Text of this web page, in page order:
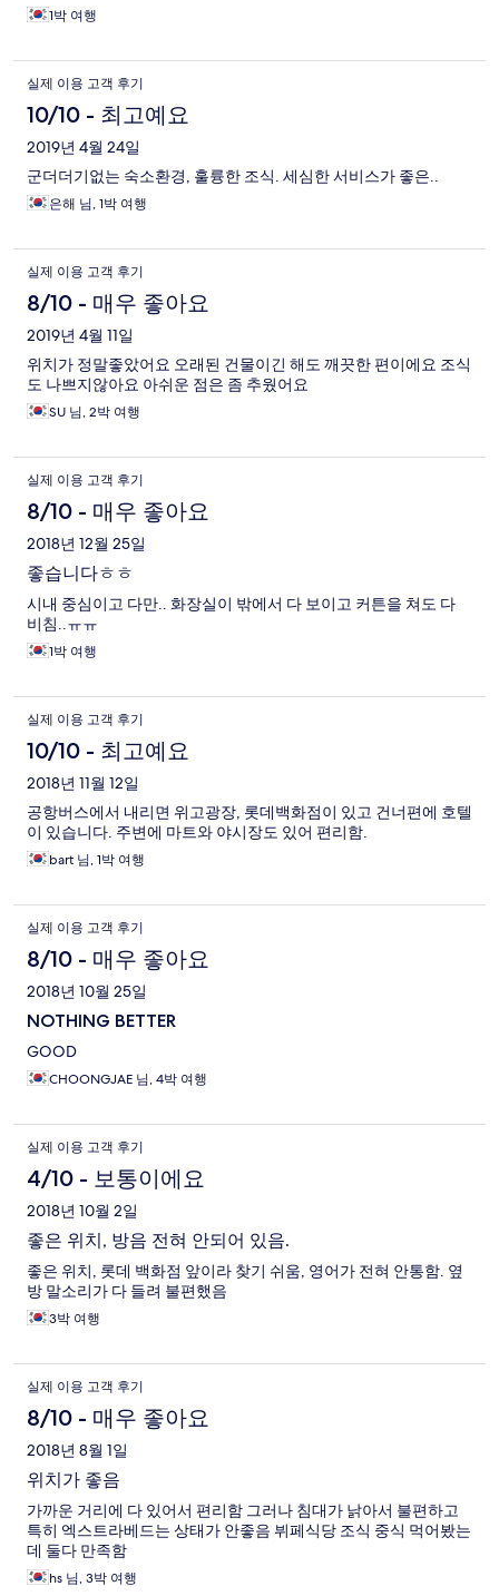
1박 여행
실제 이용 고객 후기
10/10 - 최고예요
2019년 4월 24일
군더더기없는 숙소환경, 훌륭한 조식. 세심한 서비스가 좋은..
은해 님, 1박 여행
실제 이용 고객 후기
8/10 - 매우 좋아요
2019년 4월 11일
위치가 정말좋았어요 오래된 건물이긴 해도 깨끗한 편이에요 조식
도 나쁘지않아요 아쉬운 점은 좀 추웠어요
SU 님, 2박 여행
실제 이용 고객 후기
8/10 - 매우 좋아요
2018년 12월 25일
좋습니다ㅎㅎ
시내 중심이고 다만.. 화장실이 밖에서 다 보이고 커튼을 쳐도 다
비침..ㅠㅠ
1박 여행
실제 이용 고객 후기
10/10 - 최고예요
2018년 11월 12일
공항버스에서 내리면 위고광장, 롯데백화점이 있고 건너편에 호텔
이 있습니다. 주변에 마트와 야시장도 있어 편리함.
bart 님, 1박 여행
실제 이용 고객 후기
8/10 - 매우 좋아요
2018년 10월 25일
NOTHING BETTER
GOOD
CHOONGJAE 님, 4박 여행
실제 이용 고객 후기
4/10 - 보통이에요
2018년 10월 2일
좋은 위치, 방음 전혀 안되어 있음.
좋은 위치, 롯데 백화점 앞이라 찾기 쉬움, 영어가 전혀 안통함. 옆
방 말소리가 다 들려 불편했음
3박 여행
실제 이용 고객 후기
8/10 - 매우 좋아요
2018년 8월 1일
위치가 좋음
가까운 거리에 다 있어서 편리함 그러나 침대가 낡아서 불편하고
특히 엑스트라베드는 상태가 안좋음 뷔페식당 조식 중식 먹어봤는
데 둘다 만족함
hs 님, 3박 여행